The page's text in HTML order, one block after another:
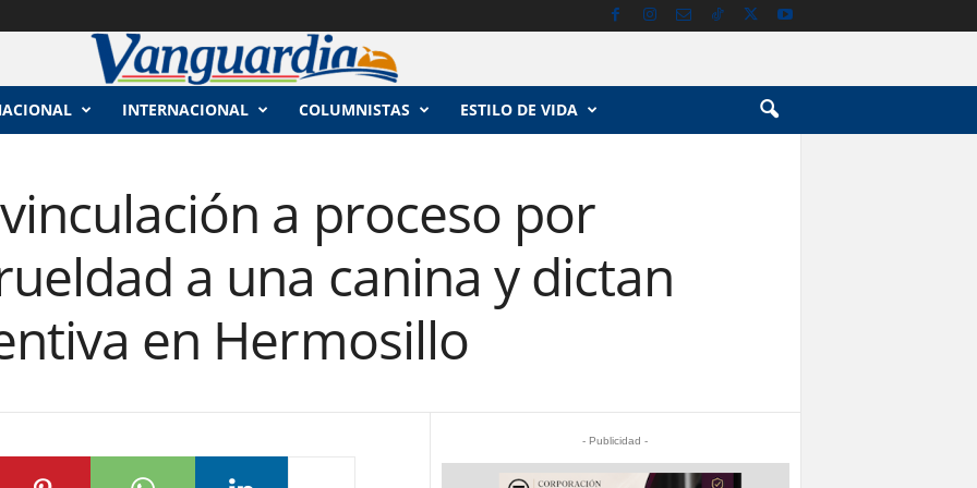
INTERNACIONAL COLUMNISTAS ESTILO DE VIDA
vinculación a proceso por
a una canina y dictan
en Hermosillo
- Publicidad -